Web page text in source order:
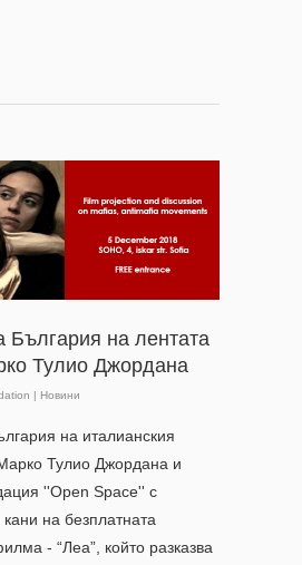
България на лентата
Тулио Джордана
| Новини
на италианския
Тулио Джордана и
''Open Space'' с
на безплатната
- “Леа”, който разказва